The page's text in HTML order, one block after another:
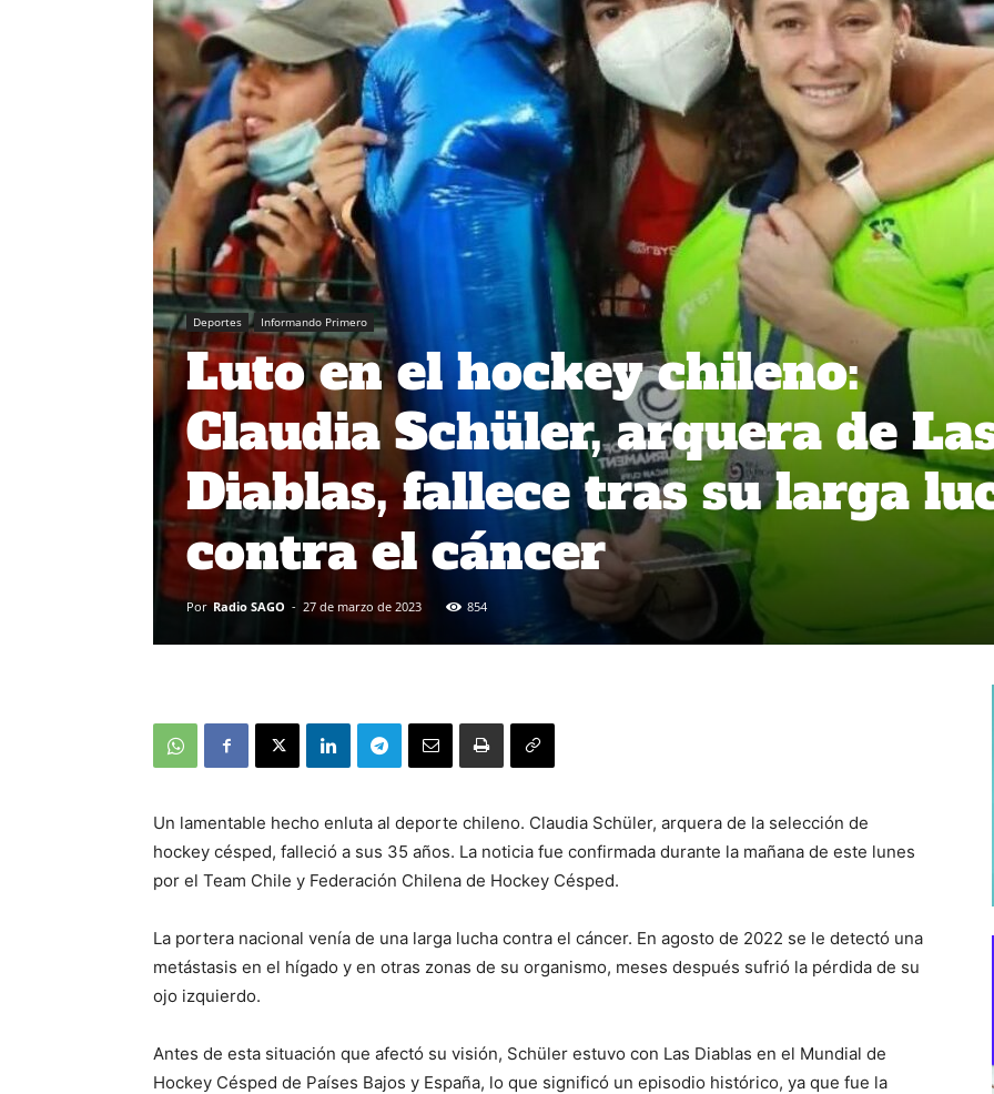
Deportes Informando Primero
Luto en el hockey chileno:
Claudia Schüler, arquera de
Diablas, fallece tras su larga
contra el cáncer
Por Radio SAGO - 27 de marzo de 2023 854
Un lamentable hecho enluta al deporte chileno. Claudia Schüler, arquera de la selección de
hockey césped, falleció a sus 35 años. La noticia fue confirmada durante la mañana de este lunes
por el Team Chile y Federación Chilena de Hockey Césped.
La portera nacional venía de una larga lucha contra el cáncer. En agosto de 2022 se le detectó una
metástasis en el hígado y en otras zonas de su organismo, meses después sufrió la pérdida de su
ojo izquierdo.
Antes de esta situación que afectó su visión, Schüler estuvo con Las Diablas en el Mundial de
Hockey Césped de Países Bajos y España, lo que significó un episodio histórico, ya que fue la